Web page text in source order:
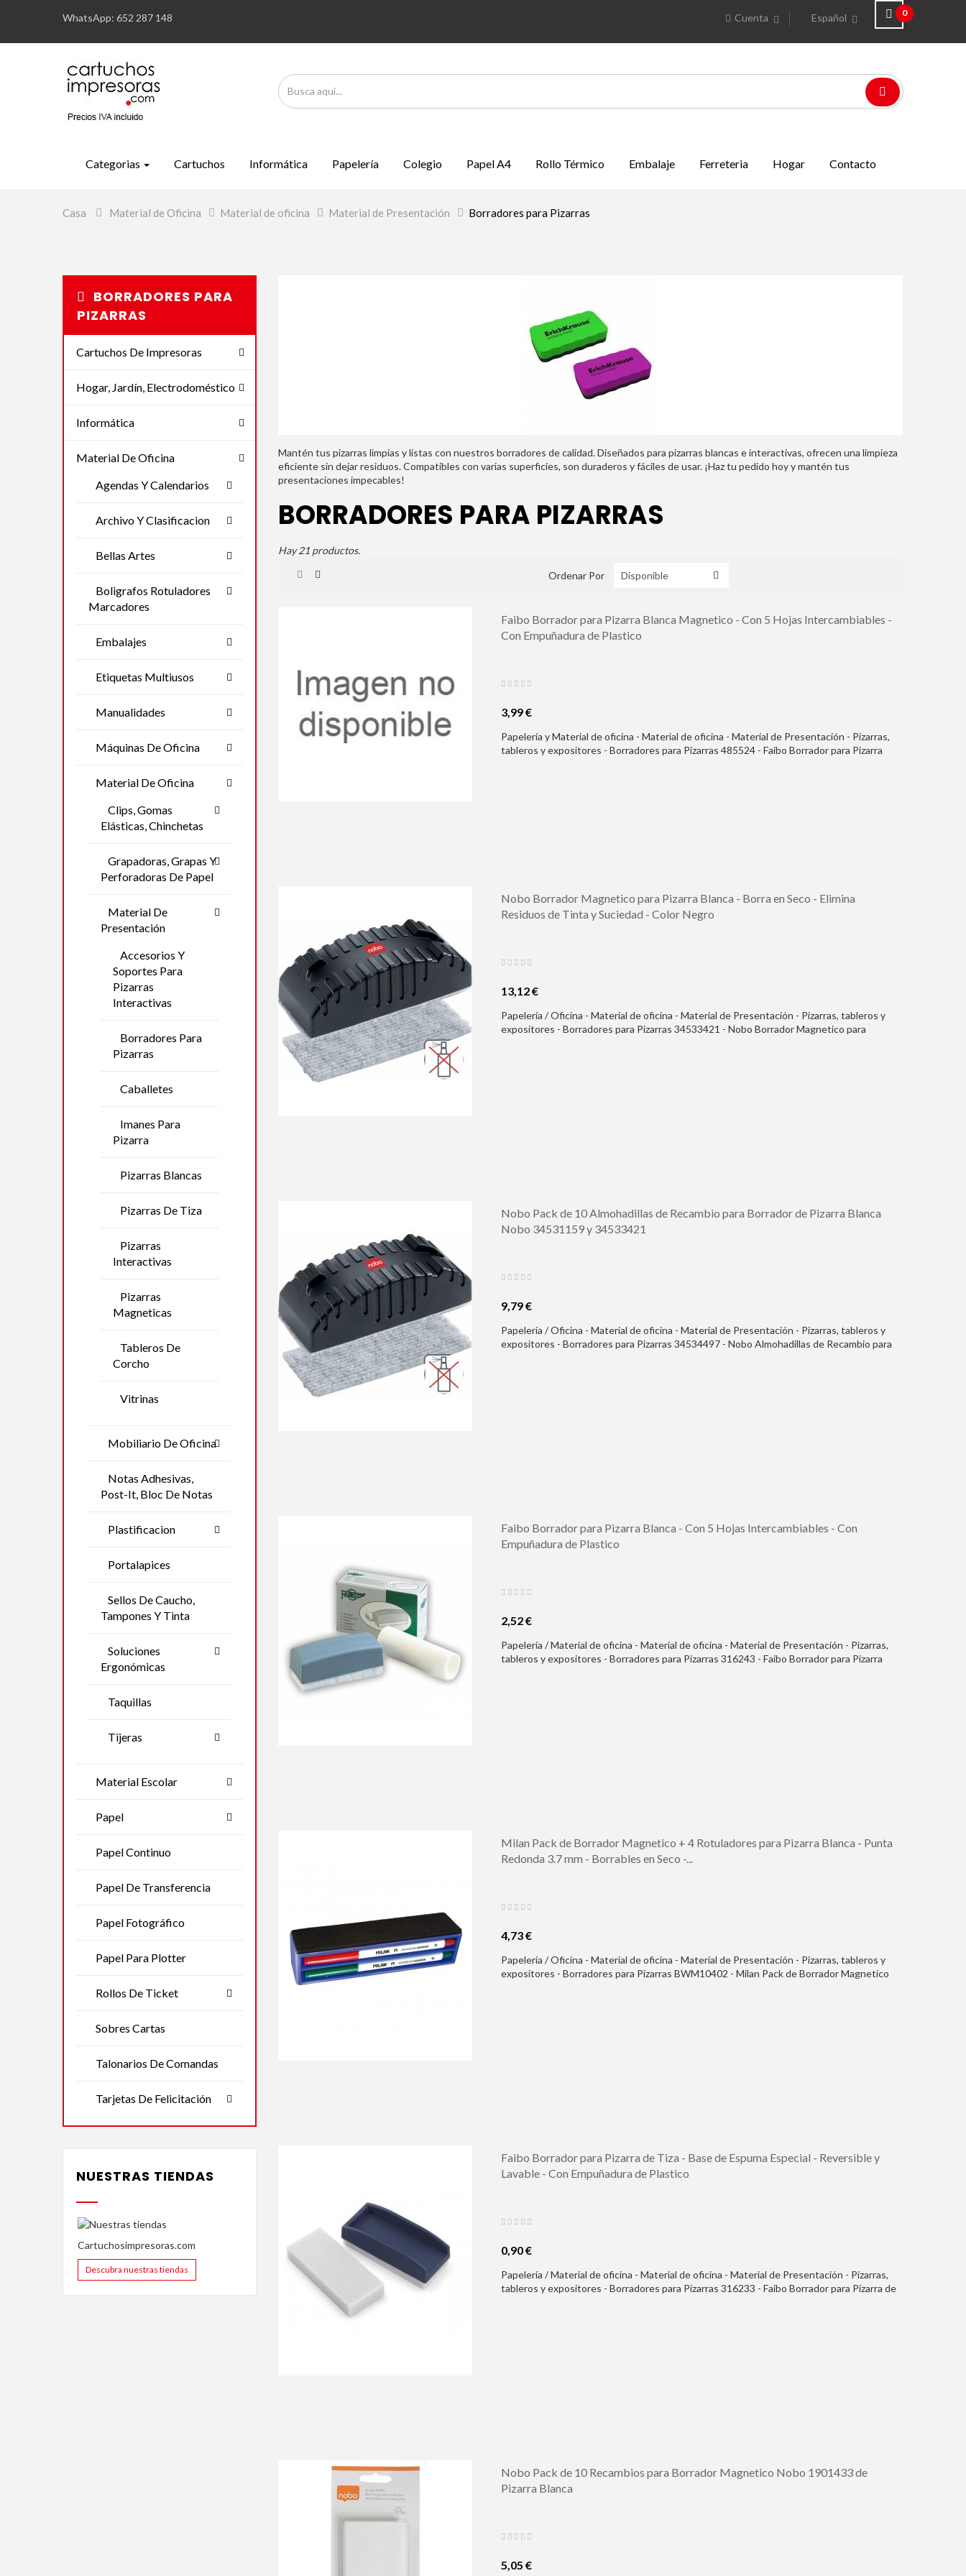
WhatsApp: 652 287 148 0
Español
Cuenta
Categorias Cartuchos Informática Papelería Colegio Papel A4 Rollo Térmico Embalaje Ferreteria Hogar Contacto
Casa > Material de Oficina > Material de oficina > Material de Presentación > Borradores para Pizarras
BORRADORES PARA
PIZARRAS
Cartuchos De Impresoras
Hogar, Jardín, Electrodoméstico
Informática
Material De Oficina
Agendas Y Calendarios
Archivo Y Clasificacion
Bellas Artes
Boligrafos Rotuladores
Marcadores
Embalajes
Etiquetas Multiusos
Manualidades
Máquinas De Oficina
Material De Oficina
Clips, Gomas
Elásticas, Chinchetas
Grapadoras, Grapas Y
Perforadoras De Papel
Material De
Presentación
Accesorios Y
Soportes Para
Pizarras
Interactivas
Borradores Para
Pizarras
Caballetes
Imanes Para
Pizarra
Pizarras Blancas
Pizarras De Tiza
Pizarras
Interactivas
Pizarras
Magneticas
Tableros De
Corcho
Vitrinas
Mobiliario De Oficina
Notas Adhesivas,
Post-It, Bloc De Notas
Plastificacion
Portalapices
Sellos De Caucho,
Tampones Y Tinta
Soluciones
Ergonómicas
Taquillas
Tijeras
Material Escolar
Papel
Papel Continuo
Papel De Transferencia
Papel Fotográfico
Papel Para Plotter
Rollos De Ticket
Sobres Cartas
Talonarios De Comandas
Tarjetas De Felicitación
NUESTRAS TIENDAS
Cartuchosimpresoras.com
Descubra nuestras tiendas
Mantén tus pizarras limpias y listas con nuestros borradores de calidad. Diseñados para pizarras blancas e interactivas, ofrecen una limpieza
eficiente sin dejar residuos. Compatibles con varias superficies, son duraderos y fáciles de usar. ¡Haz tu pedido hoy y mantén tus
presentaciones impecables!
BORRADORES PARA PIZARRAS
Hay 21 productos.
Ordenar Por
Faibo Borrador para Pizarra Blanca Magnetico - Con 5 Hojas Intercambiables -
Con Empuñadura de Plastico
3,99 €
Papelería y Material de oficina - Material de oficina - Material de Presentación - Pizarras,
tableros y expositores - Borradores para Pizarras 485524 - Faibo Borrador para Pizarra
Nobo Borrador Magnetico para Pizarra Blanca - Borra en Seco - Elimina
Residuos de Tinta y Suciedad - Color Negro
13,12 €
Papelería / Oficina - Material de oficina - Material de Presentación - Pizarras, tableros y
expositores - Borradores para Pizarras 34533421 - Nobo Borrador Magnetico para
Nobo Pack de 10 Almohadillas de Recambio para Borrador de Pizarra Blanca
Nobo 34531159 y 34533421
9,79 €
Papelería / Oficina - Material de oficina - Material de Presentación - Pizarras, tableros y
expositores - Borradores para Pizarras 34534497 - Nobo Almohadillas de Recambio para
Faibo Borrador para Pizarra Blanca - Con 5 Hojas Intercambiables - Con
Empuñadura de Plastico
2,52 €
Papelería / Material de oficina - Material de oficina - Material de Presentación - Pizarras,
tableros y expositores - Borradores para Pizarras 316243 - Faibo Borrador para Pizarra
Milan Pack de Borrador Magnetico + 4 Rotuladores para Pizarra Blanca - Punta
Redonda 3.7 mm - Borrables en Seco -...
4,73 €
Papelería / Oficina - Material de oficina - Material de Presentación - Pizarras, tableros y
expositores - Borradores para Pizarras BWM10402 - Milan Pack de Borrador Magnetico
Faibo Borrador para Pizarra de Tiza - Base de Espuma Especial - Reversible y
Lavable - Con Empuñadura de Plastico
0,90 €
Papelería / Material de oficina - Material de oficina - Material de Presentación - Pizarras,
tableros y expositores - Borradores para Pizarras 316233 - Faibo Borrador para Pizarra de
Nobo Pack de 10 Recambios para Borrador Magnetico Nobo 1901433 de
Pizarra Blanca
5,05 €